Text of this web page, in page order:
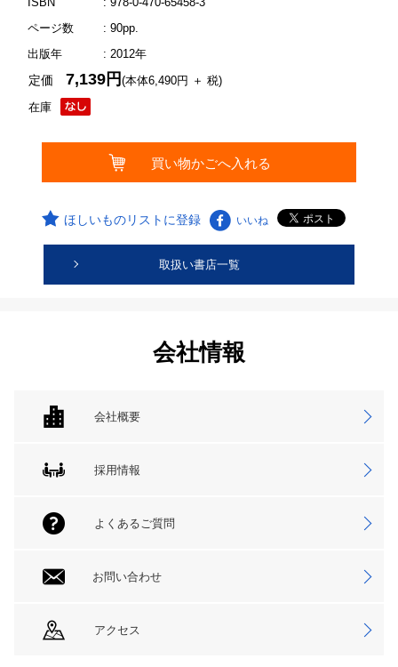
ページ数
: 90pp.
出版年
: 2012年
在庫
定価7,139円(本体6,490円 ＋ 税)
ほしいものリストに登録 いいね
取扱い書店一覧
会社情報
会社概要
採用情報
よくあるご質問
お問い合わせ
アクセス